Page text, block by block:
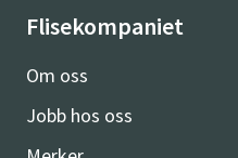
Flisekompaniet
Om oss
Jobb hos oss